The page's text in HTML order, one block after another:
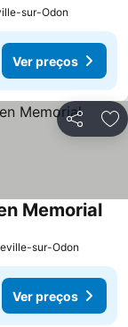
sur-Odon
Ver preços
Partilhar
Memorial
sur-Odon
Ver preços